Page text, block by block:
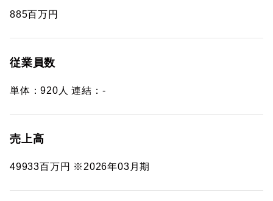
885百万円
従業員数
単体：920人 連結：-
売上高
49933百万円 ※2026年03月期